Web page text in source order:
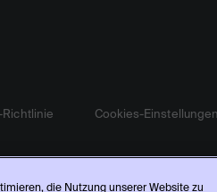
Richtlinie Cookies-Einstellungen
die Nutzung unserer Website zu